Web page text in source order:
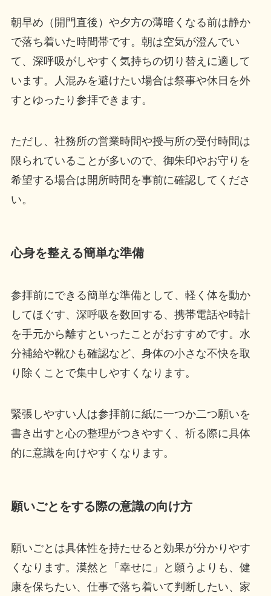
朝早め（開門直後）や夕方の薄暗くなる前は静か
で落ち着いた時間帯です。朝は空気が澄んでい
て、深呼吸がしやすく気持ちの切り替えに適して
います。人混みを避けたい場合は祭事や休日を外
すとゆったり参拝できます。
ただし、社務所の営業時間や授与所の受付時間は
限られていることが多いので、御朱印やお守りを
希望する場合は開所時間を事前に確認してくださ
い。
心身を整える簡単な準備
参拝前にできる簡単な準備として、軽く体を動か
してほぐす、深呼吸を数回する、携帯電話や時計
を手元から離すといったことがおすすめです。水
分補給や靴ひも確認など、身体の小さな不快を取
り除くことで集中しやすくなります。
緊張しやすい人は参拝前に紙に一つか二つ願いを
書き出すと心の整理がつきやすく、祈る際に具体
的に意識を向けやすくなります。
願いごとをする際の意識の向け方
願いごとは具体性を持たせると効果が分かりやす
くなります。漠然と「幸せに」と願うよりも、健
康を保ちたい、仕事で落ち着いて判断したい、家